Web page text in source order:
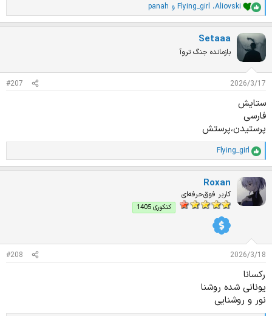
ا
م
ی
ز
ت
:
Aliovski، Flying_girl و panah
Setaaa
بازمانده جنگ تروآ
2026/3/17
#207
ستایش
فارسی
پرستیدن،پرستش
ا
م
ت
ی
ا
ز
Flying_girl
Roxan
کاربر فوق‌حرفه‌ای
کنکوری 1405
2026/3/18
#208
رکسانا
یونانی شده روشنا
نور و روشنایی